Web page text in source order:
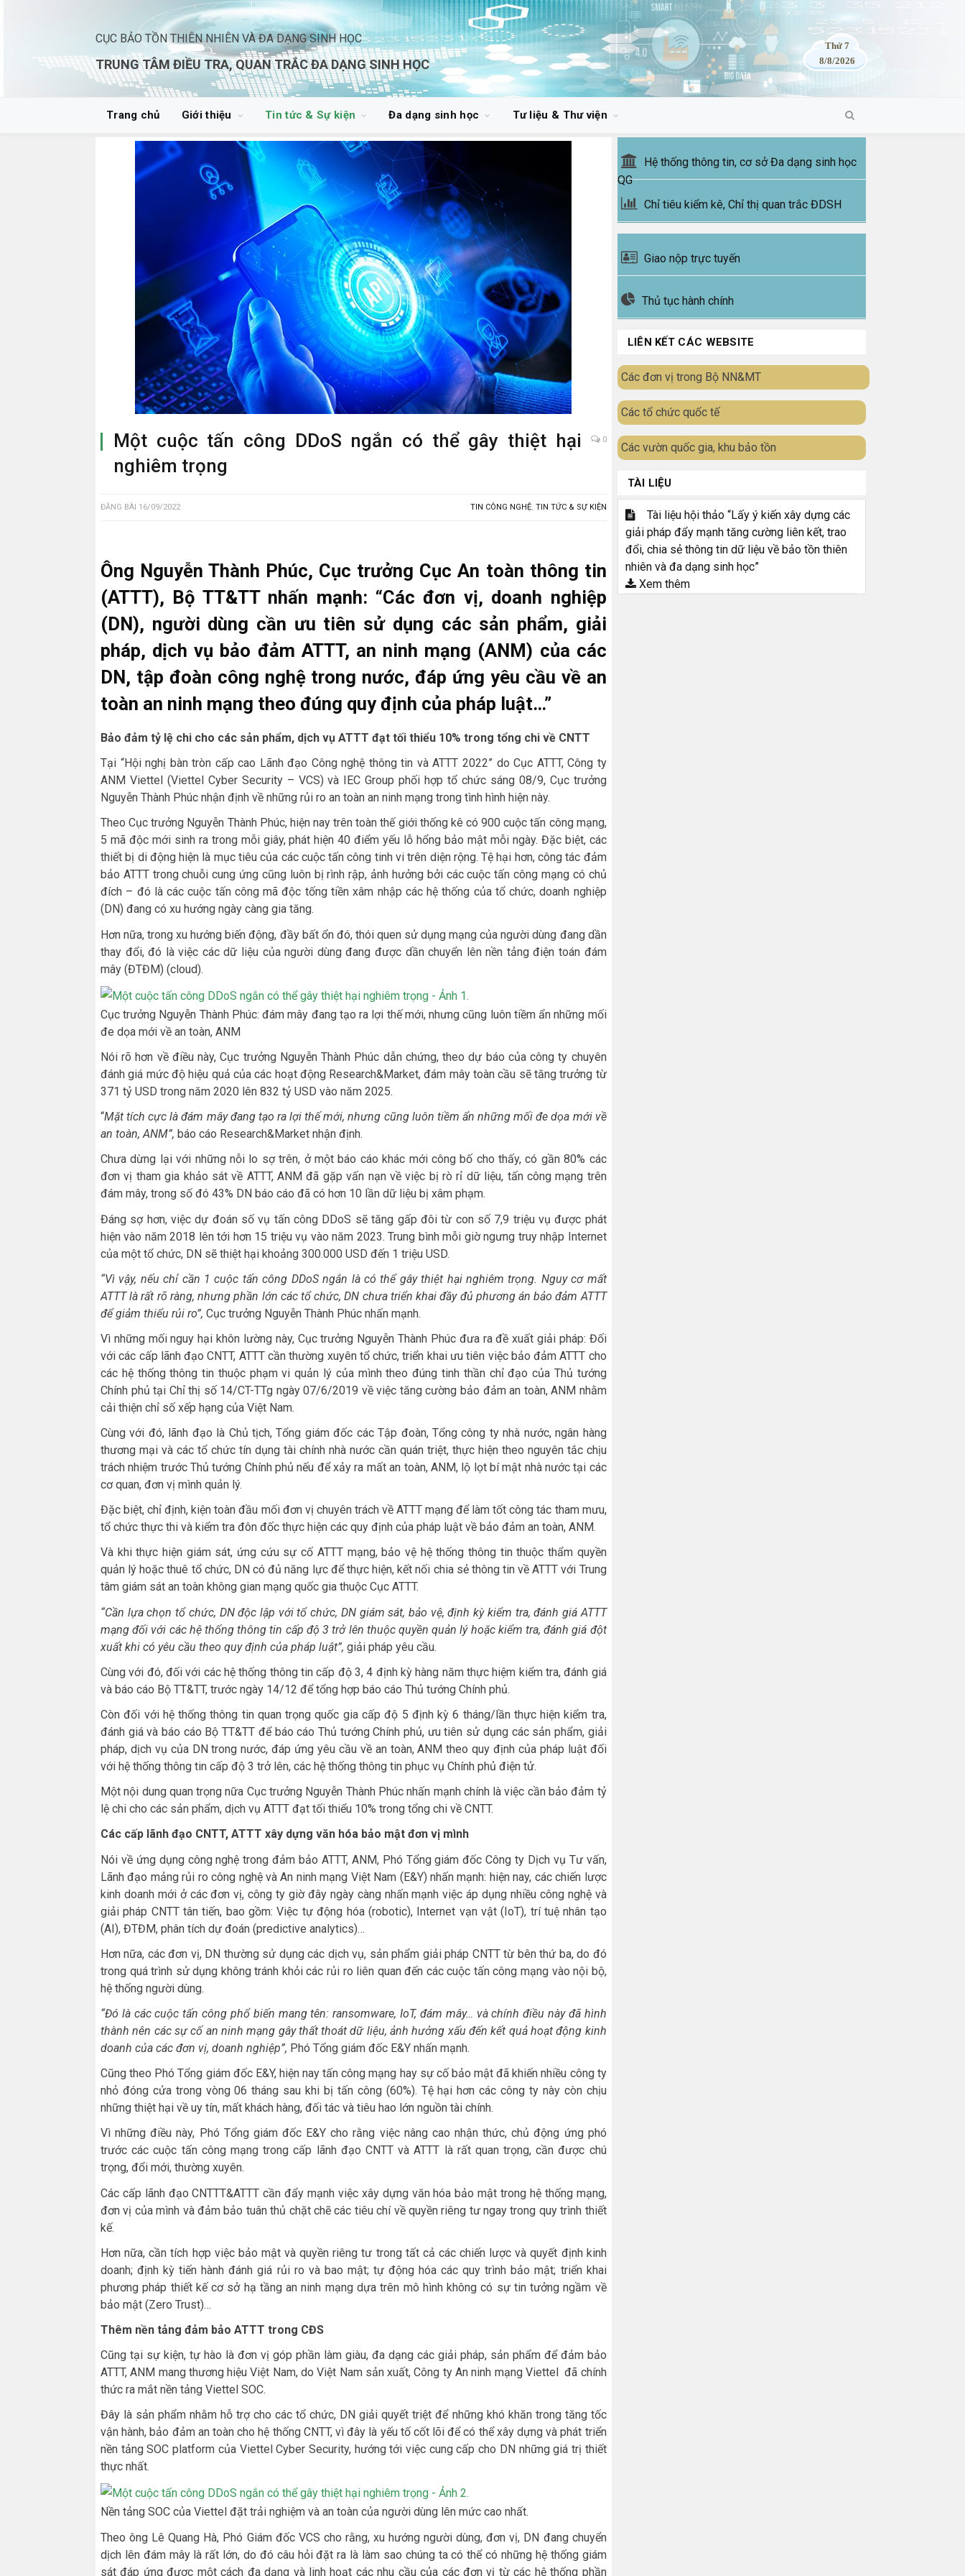
CỤC BẢO TỒN THIÊN NHIÊN VÀ ĐA DẠNG SINH HỌC
TRUNG TÂM ĐIỀU TRA, QUAN TRẮC ĐA DẠNG SINH HỌC
Thứ 7
8/8/2026
Trang chủ Giới thiệu Tin tức & Sự kiện Đa dạng sinh học Tư liệu & Thư viện
Một cuộc tấn công DDoS ngắn có thể gây thiệt hại
nghiêm trọng
0
ĐĂNG BÀI 16/09/2022 TIN CÔNG NGHỆ, TIN TỨC & SỰ KIỆN
Ông Nguyễn Thành Phúc, Cục trưởng Cục An toàn thông tin
(ATTT), Bộ TT&TT nhấn mạnh: “Các đơn vị, doanh nghiệp
(DN), người dùng cần ưu tiên sử dụng các sản phẩm, giải
pháp, dịch vụ bảo đảm ATTT, an ninh mạng (ANM) của các
DN, tập đoàn công nghệ trong nước, đáp ứng yêu cầu về an
toàn an ninh mạng theo đúng quy định của pháp luật…”
Bảo đảm tỷ lệ chi cho các sản phẩm, dịch vụ ATTT đạt tối thiểu 10% trong tổng chi về CNTT
Tại “Hội nghị bàn tròn cấp cao Lãnh đạo Công nghệ thông tin và ATTT 2022” do Cục ATTT, Công ty
ANM Viettel (Viettel Cyber Security – VCS) và IEC Group phối hợp tổ chức sáng 08/9, Cục trưởng
Nguyễn Thành Phúc nhận định về những rủi ro an toàn an ninh mạng trong tình hình hiện này.
Theo Cục trưởng Nguyễn Thành Phúc, hiện nay trên toàn thế giới thống kê có 900 cuộc tấn công mạng,
5 mã độc mới sinh ra trong mỗi giây, phát hiện 40 điểm yếu lỗ hổng bảo mật mỗi ngày. Đặc biệt, các
thiết bị di động hiện là mục tiêu của các cuộc tấn công tinh vi trên diện rộng. Tệ hại hơn, công tác đảm
bảo ATTT trong chuỗi cung ứng cũng luôn bị rình rập, ảnh hưởng bởi các cuộc tấn công mạng có chủ
đích – đó là các cuộc tấn công mã độc tống tiền xâm nhập các hệ thống của tổ chức, doanh nghiệp
(DN) đang có xu hướng ngày càng gia tăng.
Hơn nữa, trong xu hướng biến động, đầy bất ổn đó, thói quen sử dụng mạng của người dùng đang dần
thay đổi, đó là việc các dữ liệu của người dùng đang được dần chuyển lên nền tảng điện toán đám
mây (ĐTĐM) (cloud).
Cục trưởng Nguyễn Thành Phúc: đám mây đang tạo ra lợi thế mới, nhưng cũng luôn tiềm ẩn những mối
đe dọa mới về an toàn, ANM
Nói rõ hơn về điều này, Cục trưởng Nguyễn Thành Phúc dẫn chứng, theo dự báo của công ty chuyên
đánh giá mức độ hiệu quả của các hoạt động Research&Market, đám mây toàn cầu sẽ tăng trưởng từ
371 tỷ USD trong năm 2020 lên 832 tỷ USD vào năm 2025.
“Mặt tích cực là đám mây đang tạo ra lợi thế mới, nhưng cũng luôn tiềm ẩn những mối đe dọa mới về
an toàn, ANM”, báo cáo Research&Market nhận định.
Chưa dừng lại với những nỗi lo sợ trên, ở một báo cáo khác mới công bố cho thấy, có gần 80% các
đơn vị tham gia khảo sát về ATTT, ANM đã gặp vấn nạn về việc bị rò rỉ dữ liệu, tấn công mạng trên
đám mây, trong số đó 43% DN báo cáo đã có hơn 10 lần dữ liệu bị xâm phạm.
Đáng sợ hơn, việc dự đoán số vụ tấn công DDoS sẽ tăng gấp đôi từ con số 7,9 triệu vụ được phát
hiện vào năm 2018 lên tới hơn 15 triệu vụ vào năm 2023. Trung bình mỗi giờ ngưng truy nhập Internet
của một tổ chức, DN sẽ thiệt hại khoảng 300.000 USD đến 1 triệu USD.
“Vì vậy, nếu chỉ cần 1 cuộc tấn công DDoS ngắn là có thể gây thiệt hại nghiêm trọng. Nguy cơ mất
ATTT là rất rõ ràng, nhưng phần lớn các tổ chức, DN chưa triển khai đầy đủ phương án bảo đảm ATTT
để giảm thiểu rủi ro”, Cục trưởng Nguyễn Thành Phúc nhấn mạnh.
Vì những mối nguy hại khôn lường này, Cục trưởng Nguyễn Thành Phúc đưa ra đề xuất giải pháp: Đối
với các cấp lãnh đạo CNTT, ATTT cần thường xuyên tổ chức, triển khai ưu tiên việc bảo đảm ATTT cho
các hệ thống thông tin thuộc phạm vi quản lý của mình theo đúng tinh thần chỉ đạo của Thủ tướng
Chính phủ tại Chỉ thị số 14/CT-TTg ngày 07/6/2019 về việc tăng cường bảo đảm an toàn, ANM nhằm
cải thiện chỉ số xếp hạng của Việt Nam.
Cùng với đó, lãnh đạo là Chủ tịch, Tổng giám đốc các Tập đoàn, Tổng công ty nhà nước, ngân hàng
thương mại và các tổ chức tín dụng tài chính nhà nước cần quán triệt, thực hiện theo nguyên tắc chịu
trách nhiệm trước Thủ tướng Chính phủ nếu để xảy ra mất an toàn, ANM, lộ lọt bí mật nhà nước tại các
cơ quan, đơn vị mình quản lý.
Đặc biệt, chỉ định, kiện toàn đầu mối đơn vị chuyên trách về ATTT mạng để làm tốt công tác tham mưu,
tổ chức thực thi và kiểm tra đôn đốc thực hiện các quy định của pháp luật về bảo đảm an toàn, ANM.
Và khi thực hiện giám sát, ứng cứu sự cố ATTT mạng, bảo vệ hệ thống thông tin thuộc thẩm quyền
quản lý hoặc thuê tổ chức, DN có đủ năng lực để thực hiện, kết nối chia sẻ thông tin về ATTT với Trung
tâm giám sát an toàn không gian mạng quốc gia thuộc Cục ATTT.
“Cần lựa chọn tổ chức, DN độc lập với tổ chức, DN giám sát, bảo vệ, định kỳ kiểm tra, đánh giá ATTT
mạng đối với các hệ thống thông tin cấp độ 3 trở lên thuộc quyền quản lý hoặc kiểm tra, đánh giá đột
xuất khi có yêu cầu theo quy định của pháp luật”, giải pháp yêu cầu.
Cùng với đó, đối với các hệ thống thông tin cấp độ 3, 4 định kỳ hàng năm thực hiệm kiểm tra, đánh giá
và báo cáo Bộ TT&TT, trước ngày 14/12 để tổng hợp báo cáo Thủ tướng Chính phủ.
Còn đối với hệ thống thông tin quan trọng quốc gia cấp độ 5 định kỳ 6 tháng/lần thực hiện kiểm tra,
đánh giá và báo cáo Bộ TT&TT để báo cáo Thủ tướng Chính phủ, ưu tiên sử dụng các sản phẩm, giải
pháp, dịch vụ của DN trong nước, đáp ứng yêu cầu về an toàn, ANM theo quy định của pháp luật đối
với hệ thống thông tin cấp độ 3 trở lên, các hệ thống thông tin phục vụ Chính phủ điện tử.
Một nội dung quan trọng nữa Cục trưởng Nguyễn Thành Phúc nhấn mạnh chính là việc cần bảo đảm tỷ
lệ chi cho các sản phẩm, dịch vụ ATTT đạt tối thiểu 10% trong tổng chi về CNTT.
Các cấp lãnh đạo CNTT, ATTT xây dựng văn hóa bảo mật đơn vị mình
Nói về ứng dụng công nghệ trong đảm bảo ATTT, ANM, Phó Tổng giám đốc Công ty Dịch vụ Tư vấn,
Lãnh đạo mảng rủi ro công nghệ và An ninh mạng Việt Nam (E&Y) nhấn mạnh: hiện nay, các chiến lược
kinh doanh mới ở các đơn vị, công ty giờ đây ngày càng nhấn mạnh việc áp dụng nhiều công nghệ và
giải pháp CNTT tân tiến, bao gồm: Việc tự động hóa (robotic), Internet vạn vật (IoT), trí tuệ nhân tạo
(AI), ĐTĐM, phân tích dự đoán (predictive analytics)…
Hơn nữa, các đơn vị, DN thường sử dụng các dịch vụ, sản phẩm giải pháp CNTT từ bên thứ ba, do đó
trong quá trình sử dụng không tránh khỏi các rủi ro liên quan đến các cuộc tấn công mạng vào nội bộ,
hệ thống người dùng.
“Đó là các cuộc tấn công phổ biến mang tên: ransomware, IoT, đám mây… và chính điều này đã hình
thành nên các sự cố an ninh mạng gây thất thoát dữ liệu, ảnh hưởng xấu đến kết quả hoạt động kinh
doanh của các đơn vị, doanh nghiệp”, Phó Tổng giám đốc E&Y nhấn mạnh.
Cũng theo Phó Tổng giám đốc E&Y, hiện nay tấn công mạng hay sự cố bảo mật đã khiến nhiều công ty
nhỏ đóng cửa trong vòng 06 tháng sau khi bị tấn công (60%). Tệ hại hơn các công ty này còn chịu
những thiệt hại về uy tín, mất khách hàng, đối tác và tiêu hao lớn nguồn tài chính.
Vì những điều này, Phó Tổng giám đốc E&Y cho rằng việc nâng cao nhận thức, chủ động ứng phó
trước các cuộc tấn công mạng trong cấp lãnh đạo CNTT và ATTT là rất quan trọng, cần được chú
trọng, đổi mới, thường xuyên.
Các cấp lãnh đạo CNTTT&ATTT cần đẩy mạnh việc xây dựng văn hóa bảo mật trong hệ thống mạng,
đơn vị của mình và đảm bảo tuân thủ chặt chẽ các tiêu chí về quyền riêng tư ngay trong quy trình thiết
kế.
Hơn nữa, cần tích hợp việc bảo mật và quyền riêng tư trong tất cả các chiến lược và quyết định kinh
doanh; định kỳ tiến hành đánh giá rủi ro và bao mật; tự động hóa các quy trình bảo mật; triển khai
phương pháp thiết kế cơ sở hạ tầng an ninh mạng dựa trên mô hình không có sự tin tưởng ngầm về
bảo mật (Zero Trust)…
Thêm nền tảng đảm bảo ATTT trong CĐS
Cũng tại sự kiện, tự hào là đơn vị góp phần làm giàu, đa dạng các giải pháp, sản phẩm để đảm bảo
ATTT, ANM mang thương hiệu Việt Nam, do Việt Nam sản xuất, Công ty An ninh mạng Viettel đã chính
thức ra mắt nền tảng Viettel SOC.
Đây là sản phẩm nhằm hỗ trợ cho các tổ chức, DN giải quyết triệt để những khó khăn trong tăng tốc
vận hành, bảo đảm an toàn cho hệ thống CNTT, vì đây là yếu tố cốt lõi để có thể xây dựng và phát triển
nền tảng SOC platform của Viettel Cyber Security, hướng tới việc cung cấp cho DN những giá trị thiết
thực nhất.
Nền tảng SOC của Viettel đặt trải nghiệm và an toàn của người dùng lên mức cao nhất.
Theo ông Lê Quang Hà, Phó Giám đốc VCS cho rằng, xu hướng người dùng, đơn vị, DN đang chuyển
dịch lên đám mây là rất lớn, do đó câu hỏi đặt ra là làm sao chúng ta có thể có những hệ thống giám
sát đáp ứng được một cách đa dạng và linh hoạt các nhu cầu của các đơn vị từ các hệ thống phần
Hệ thống thông tin, cơ sở Đa dạng sinh học
QG
Chỉ tiêu kiểm kê, Chỉ thị quan trắc ĐDSH
Giao nộp trực tuyến
Thủ tục hành chính
LIÊN KẾT CÁC WEBSITE
Các đơn vị trong Bộ NN&MT
Các tổ chức quốc tế
Các vườn quốc gia, khu bảo tồn
TÀI LIỆU
Tài liệu hội thảo “Lấy ý kiến xây dựng các
giải pháp đẩy mạnh tăng cường liên kết, trao
đổi, chia sẻ thông tin dữ liệu về bảo tồn thiên
nhiên và đa dạng sinh học”
Xem thêm